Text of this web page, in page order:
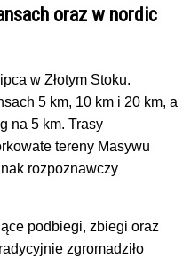
oraz w nordic
w Złotym Stoku.
5 km, 10 km i 20 km, a
na 5 km. Trasy
tereny Masywu
rozpoznawczy
podbiegi, zbiegi oraz
zgromadziło